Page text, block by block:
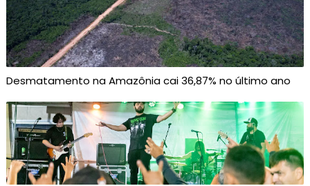
Desmatamento na Amazônia cai 36,87% no último ano